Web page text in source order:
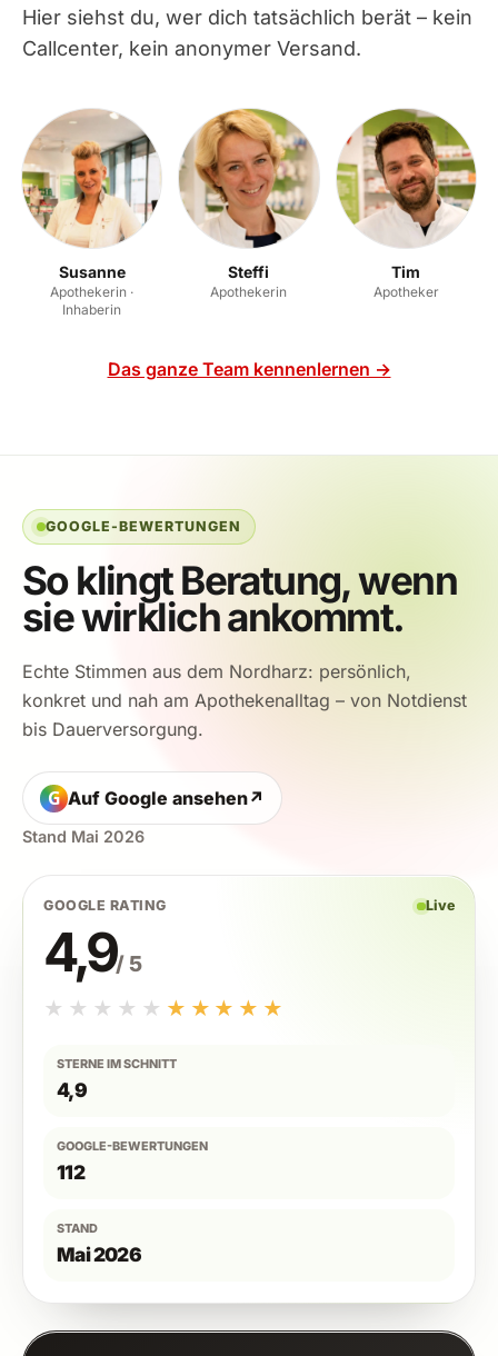
Hier siehst du, wer dich tatsächlich berät – kein
Callcenter, kein anonymer Versand.
Susanne
Apothekerin ·
Inhaberin
Steffi
Apothekerin
Tim
Apotheker
Das ganze Team kennenlernen →
GOOGLE-BEWERTUNGEN
So klingt Beratung, wenn
sie wirklich ankommt.
Echte Stimmen aus dem Nordharz: persönlich,
konkret und nah am Apothekenalltag – von Notdienst
bis Dauerversorgung.
G Auf Google ansehen↗
Stand Mai 2026
GOOGLE RATING Live
4,9/ 5
★★★★★ ★★★★★
STERNE IM SCHNITT
4,9
GOOGLE-BEWERTUNGEN
112
STAND
Mai 2026